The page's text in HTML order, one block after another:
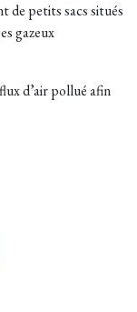
de petits sacs situés
gazeux
d’air pollué afin